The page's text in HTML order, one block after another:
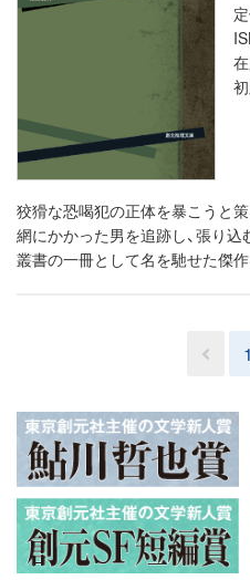
狡猾な恐喝犯の正体を暴こうと策
網にかかった男を追跡し、張り
叢書の一冊として名を馳せた傑作
1